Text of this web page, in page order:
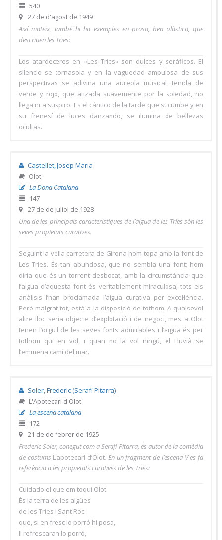
540
27 de d'agost de 1949
Així mateix, també hi ha exemples en prosa, ben plàstica, que
descriuen les Tries:
Los atardeceres en «Les Tries» son dulces y seráficos. El
silencio se tornasola y en la vaguedad ampulosa de sus
perspectivas se adivina una aureola musical, teñida de
verde y rojo, que atizada suavemente por la soledad, no
llega ni a suspiro. Es el cántico de la tarde que sucumbe y en
su frenesí de luces danzando, se ilumina de bellezas
ocultas.
Castellet, Josep Maria
Olot
La Dona Catalana
147
27 de de juliol de 1928
Una de les principals característiques de l’aigua de les Tries són les
seves propietats curatives.
Seguint la vella carretera de Girona hom topa amb la font de
Les Tries. És tan abundosa, que no sembla una font; hom
diria que és un torrent desbocat, amb la circumstància que
l’aigua d’aquesta font és veritablement miraculosa; tots els
anàlisis l’han proclamada l’aigua curativa per excel·lència.
Però malgrat tot, està a la disposició de tothom. A qualsevol
altre lloc seria objecte d’explotació i de negoci, mes a Olot
tenen l’orgull de les seves fonts admirables i l’aigua és per
tothom qui en vol, i quan no la vol ningú, el Fluvià se
l’emmena camí del mar.
Soler, Frederic (Serafí Pitarra)
L'Apotecari d'Olot
La escena catalana
172
21 de de febrer de 1925
Frederic Soler, conegut com a Serafí Pitarra, és autor de la comèdia
de costums L’apotecari d’Olot. En un fragment de l’escena V es fa
referència a les propietats curatives de les Tries:
Cuidado el que em toqui Olot.
És la terra de les aigües
de les Tries i Sant Roc
que, si en fresc lo porró hi posa,
li refrescaran lo porró,